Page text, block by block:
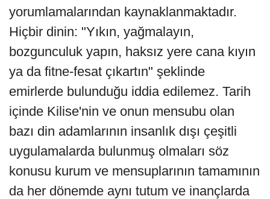
yorumlamalarından kaynaklanmaktadır.
Hiçbir dinin: "Yıkın, yağmalayın,
bozgunculuk yapın, haksız yere cana kıyın
ya da fitne-fesat çıkartın" şeklinde
emirlerde bulunduğu iddia edilemez. Tarih
içinde Kilise'nin ve onun mensubu olan
bazı din adamlarının insanlık dışı çeşitli
uygulamalarda bulunmuş olmaları söz
konusu kurum ve mensuplarının tamamının
da her dönemde aynı tutum ve inançlarda